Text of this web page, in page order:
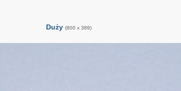
Duży (800 x 389)